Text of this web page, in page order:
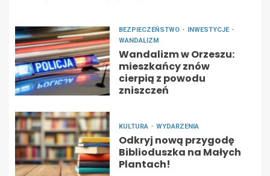
BEZPIECZEŃSTWO
INWESTYCJE
WANDALIZM
Wandalizm w Orzeszu:
mieszkańcy znów
cierpią z powodu
zniszczeń
KULTURA WYDARZENIA
Odkryj nową przygodę
Biblioduszka na Małych
Plantach!